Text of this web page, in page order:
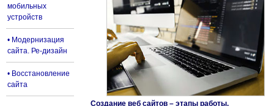
мобильных
устройств
• Модернизация
сайта. Ре-дизайн
• Восстановление
сайта
Создание веб сайтов – этапы работы.